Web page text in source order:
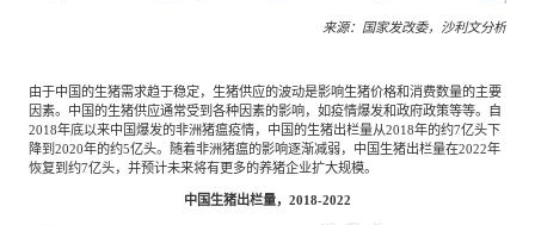
来源：国家发改委，沙利文分析
由于中国的生猪需求趋于稳定，生猪供应的波动是影响生猪价格和消费数量的主要
因素。中国的生猪供应通常受到各种因素的影响，如疫情爆发和政府政策等等。自
2018年底以来中国爆发的非洲猪瘟疫情，中国的生猪出栏量从2018年的约7亿头下
降到2020年的约5亿头。随着非洲猪瘟的影响逐渐减弱，中国生猪出栏量在2022年
恢复到约7亿头，并预计未来将有更多的养猪企业扩大规模。
中国生猪出栏量，2018-2022